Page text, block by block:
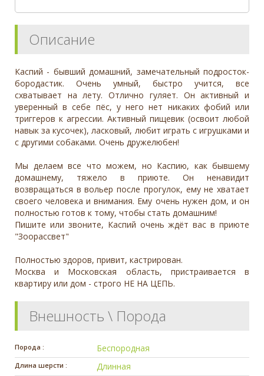
Описание
Каспий - бывший домашний, замечательный подросток-
бородастик. Очень умный, быстро учится, все
схватывает на лету. Отлично гуляет. Он активный и
уверенный в себе пёс, у него нет никаких фобий или
триггеров к агрессии. Активный пищевик (освоит любой
навык за кусочек), ласковый, любит играть с игрушками и
с другими собаками. Очень дружелюбен!
Мы делаем все что можем, но Каспию, как бывшему
домашнему, тяжело в приюте. Он ненавидит
возвращаться в вольер после прогулок, ему не хватает
своего человека и внимания. Ему очень нужен дом, и он
полностью готов к тому, чтобы стать домашним!
Пишите или звоните, Каспий очень ждёт вас в приюте
"Зоорассвет"
Полностью здоров, привит, кастрирован.
Москва и Московская область, пристраивается в
квартиру или дом - строго НЕ НА ЦЕПЬ.
Внешность \ Порода
Порода : Беспородная
Длина шерсти : Длинная